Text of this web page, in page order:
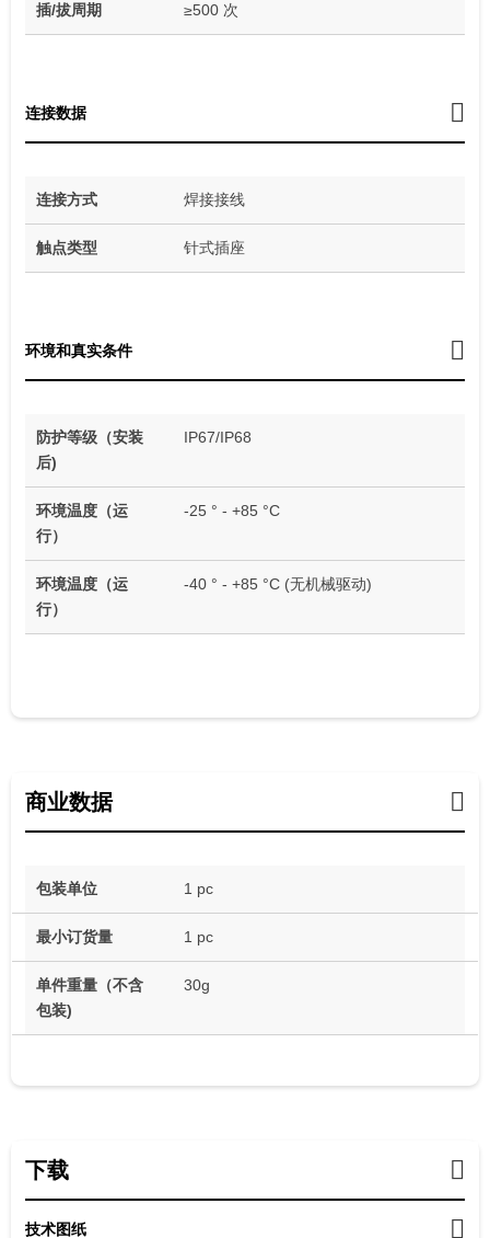
插/拔周期 ≥500 次
连接数据
连接方式 焊接接线
触点类型 针式插座
环境和真实条件
防护等级（安装
后)
IP67/IP68
环境温度（运
行）
-25 ° - +85 °C
环境温度（运
行）
-40 ° - +85 °C (无机械驱动)
商业数据
包装单位 1 pc
最小订货量 1 pc
单件重量（不含
包装)
30g
下载
技术图纸